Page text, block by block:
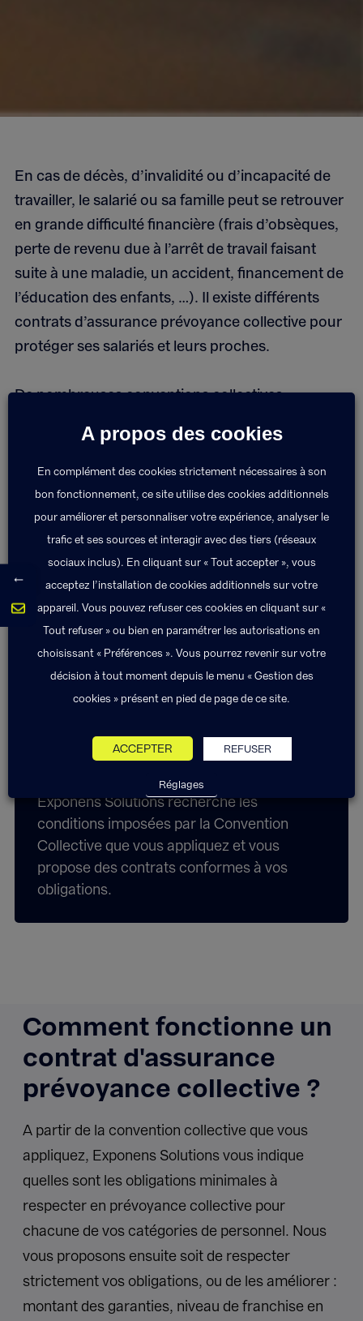
En cas de décès, d’invalidité ou d’incapacité de
travailler, le salarié ou sa famille peut se retrouver
en grande difficulté financière (frais d’obsèques,
perte de revenu due à l’arrêt de travail faisant
suite à une maladie, un accident, financement de
l’éducation des enfants, …). Il existe différents
contrats d’assurance prévoyance collective pour
protéger ses salariés et leurs proches.
De nombreuses conventions collectives
avec des garanties minimales à respecter. Tous
les cadres doivent bénéficier de telles garanties
avec un financement minimum de 1,50% de la
tranche 1 du salaire financé par l’employeur,
consacré prioritairement à la couverture du
risque décès (CCN AGIRC 1947).
Les + Exponens Solutions
Exponens Solutions vous propose un
l’Employeur (DUE), acte juridique par lequel
vous mettez en place le régime de
prévoyance au profit de vos salariés.
Exponens Solutions recherche les
conditions imposées par la Convention
Collective que vous appliquez et vous
propose des contrats conformes à vos
obligations.
Comment fonctionne un
contrat d'assurance
prévoyance collective ?
A partir de la convention collective que vous
appliquez, Exponens Solutions vous indique
quelles sont les obligations minimales à
respecter en prévoyance collective pour
chacune de vos catégories de personnel. Nous
vous proposons ensuite soit de respecter
strictement vos obligations, ou de les améliorer :
montant des garanties, niveau de franchise en
A propos des cookies
En complément des cookies strictement nécessaires à son
bon fonctionnement, ce site utilise des cookies additionnels
pour améliorer et personnaliser votre expérience, analyser le
trafic et ses sources et interagir avec des tiers (réseaux
sociaux inclus). En cliquant sur « Tout accepter », vous
acceptez l’installation de cookies additionnels sur votre
appareil. Vous pouvez refuser ces cookies en cliquant sur «
Tout refuser » ou bien en paramétrer les autorisations en
choisissant « Préférences ». Vous pourrez revenir sur votre
décision à tout moment depuis le menu « Gestion des
cookies » présent en pied de page de ce site.
ACCEPTER REFUSER
Réglages
←